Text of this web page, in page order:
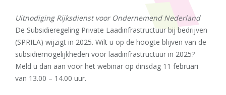
Uitnodiging Rijksdienst voor Ondernemend Nederland
De Subsidieregeling Private Laadinfrastructuur bij bedrijven
(SPRILA) wijzigt in 2025. Wilt u op de hoogte blijven van de
subsidiemogelijkheden voor laadinfrastructuur in 2025?
Meld u dan aan voor het webinar op dinsdag 11 februari
van 13.00 – 14.00 uur.